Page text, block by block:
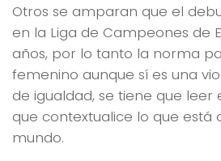
Otros se amparan que el
en la Liga de Campeones de
años, por lo tanto la norma
femenino aunque sí es una
de igualdad, se tiene que
que contextualice lo que está
mundo.